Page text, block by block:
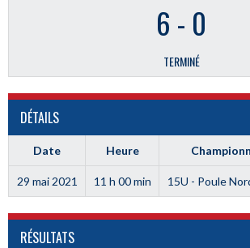
6 - 0
TERMINÉ
DÉTAILS
Date Heure
29 mai 2021 11 h 00 min 15U - Poule
RÉSULTATS